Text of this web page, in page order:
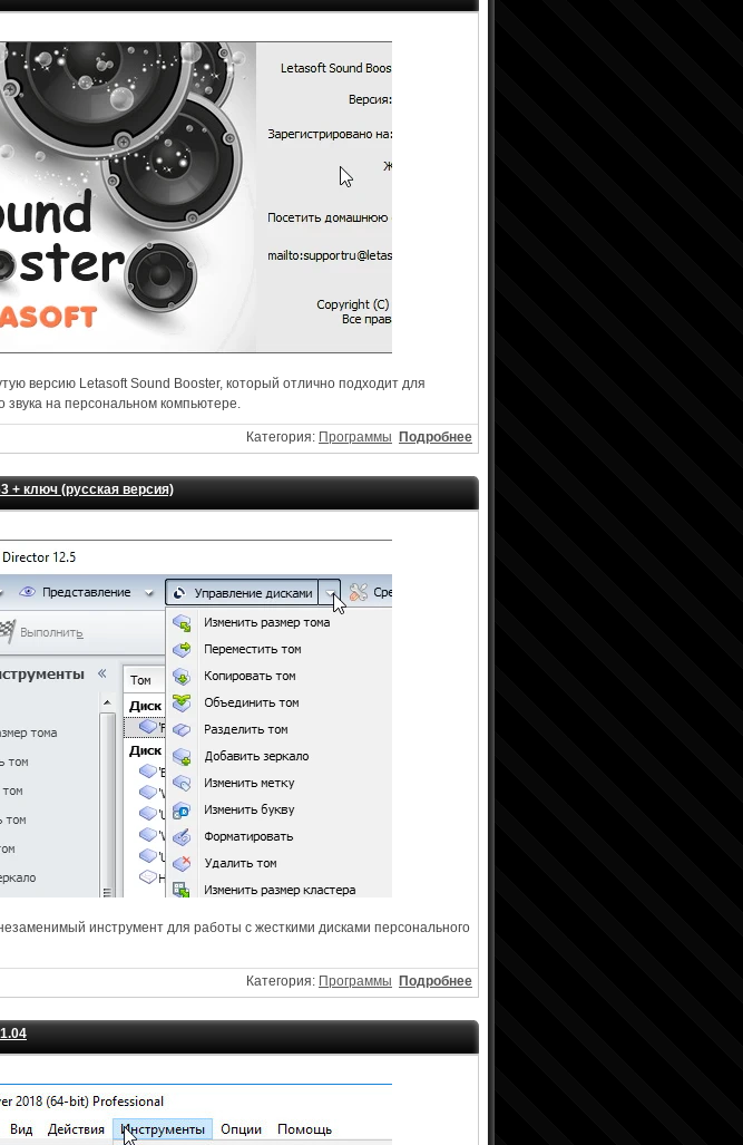
версию Letasoft Sound Booster, который отлично подходит для
звука на персональном компьютере.
Категория: Программы Подробнее
+ ключ (русская версия)
инструмент для работы с жесткими дисками персонального
Категория: Программы Подробнее